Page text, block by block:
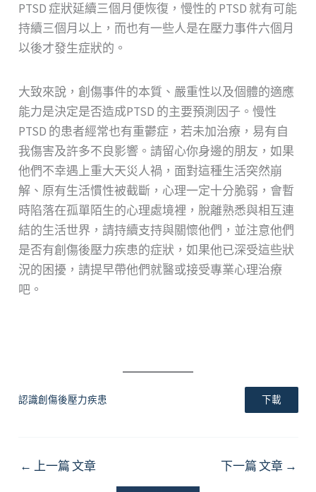
PTSD 症狀延續三個月便恢復，慢性的 PTSD 就有可能
持續三個月以上，而也有一些人是在壓力事件六個月
以後才發生症狀的。
大致來說，創傷事件的本質、嚴重性以及個體的適應
能力是決定是否造成PTSD 的主要預測因子。慢性
PTSD 的患者經常也有重鬱症，若未加治療，易有自
我傷害及許多不良影響。請留心你身邊的朋友，如果
他們不幸遇上重大天災人禍，面對這種生活突然崩
解、原有生活慣性被截斷，心理一定十分脆弱，會暫
時陷落在孤單陌生的心理處境裡，脫離熟悉與相互連
結的生活世界，請持續支持與關懷他們，並注意他們
是否有創傷後壓力疾患的症狀，如果他已深受這些狀
況的困擾，請提早帶他們就醫或接受專業心理治療
吧。
認識創傷後壓力疾患 下載
← 上一篇 文章 下一篇 文章 →